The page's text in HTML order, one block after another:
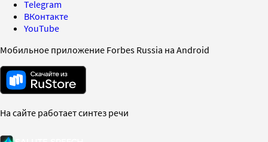
Telegram
ВКонтакте
YouTube
Мобильное приложение Forbes Russia на Android
На сайте работает синтез речи